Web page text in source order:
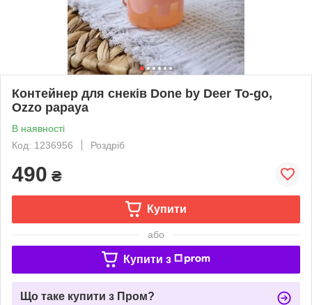
Контейнер для снеків Done by Deer To-go,
Ozzo papaya
В наявності
Код: 1236956
Роздріб
490 ₴
Купити
або
Купити з
Що таке купити з Пром?